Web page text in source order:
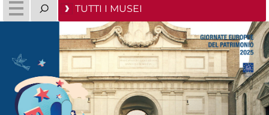
TUTTI I MUSEI